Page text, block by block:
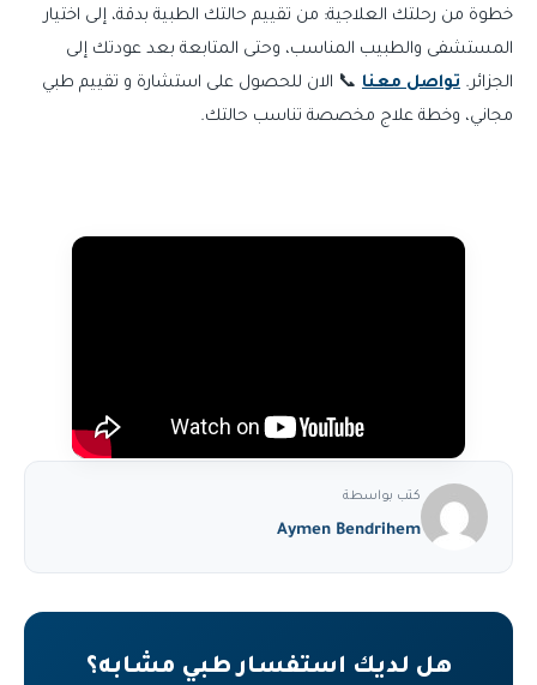
خطوة من رحلتك العلاجية: من تقييم حالتك الطبية بدقة، إلى اختيار
المستشفى والطبيب المناسب، وحتى المتابعة بعد عودتك إلى
الجزائر. تواصل معنا 📞 الان للحصول على استشارة و تقييم طبي
مجاني، وخطة علاج مخصصة تناسب حالتك.
كتب بواسطة
Aymen Bendrihem
هل لديك استفسار طبي مشابه؟